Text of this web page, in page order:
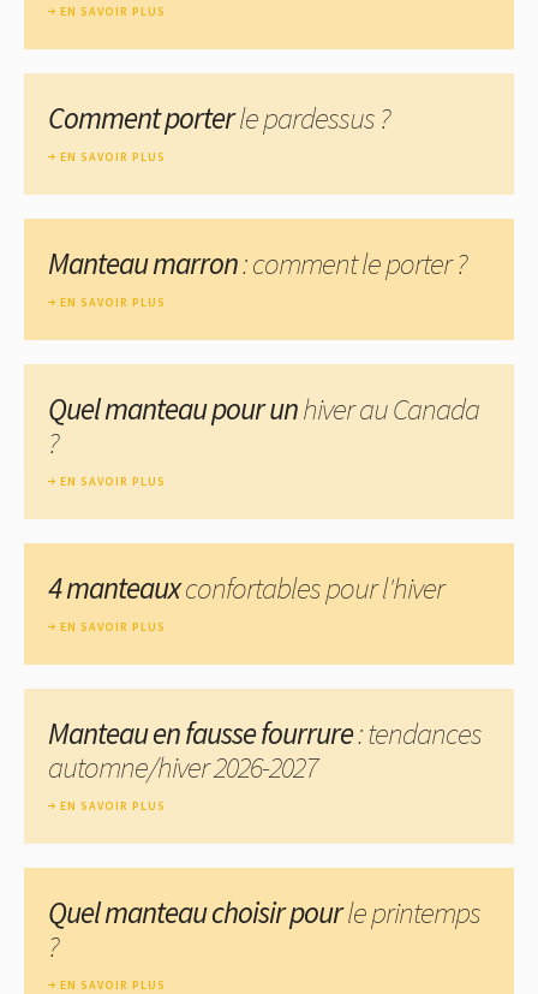
EN SAVOIR PLUS
Comment porterle pardessus ?
EN SAVOIR PLUS
Manteau marron: comment le porter ?
EN SAVOIR PLUS
Quel manteau pour unhiver au Canada
?
EN SAVOIR PLUS
4 manteauxconfortables pour l'hiver
EN SAVOIR PLUS
Manteau en fausse fourrure: tendances
automne/hiver 2026-2027
EN SAVOIR PLUS
Quel manteau choisir pourle printemps
?
EN SAVOIR PLUS